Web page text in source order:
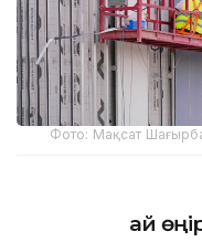
Фото: Мақсат
Қай